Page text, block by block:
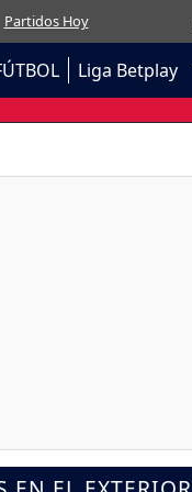
Partidos Hoy
Liga Betplay